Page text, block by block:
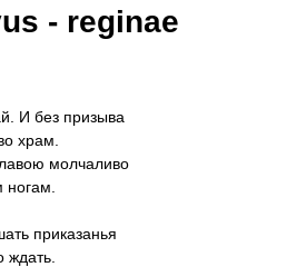
- reginae
И без призыва
храм.
молчаливо
ногам.
приказанья
ждать.